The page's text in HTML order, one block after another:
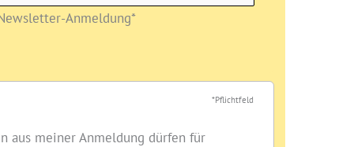
Anmeldung*
*Pflichtfeld
aus meiner Anmeldung dürfen für